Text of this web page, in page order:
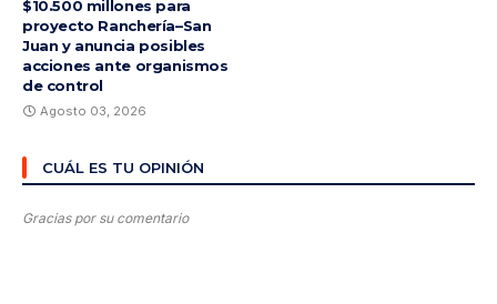
$10.500 millones para
proyecto Ranchería–San
Juan y anuncia posibles
acciones ante organismos
de control
Agosto 03, 2026
CUÁL ES TU OPINIÓN
Gracias por su comentario